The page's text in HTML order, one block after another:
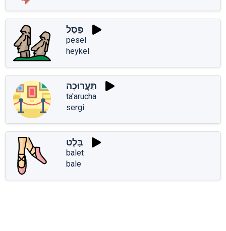
פֶּסֶל
pesel
heykel
תַּעֲרוּכָה
ta'arucha
sergi
בָּלֵט
balet
bale